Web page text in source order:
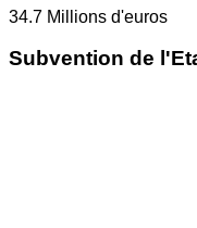
34.7 Millions d'euros
Subvention de